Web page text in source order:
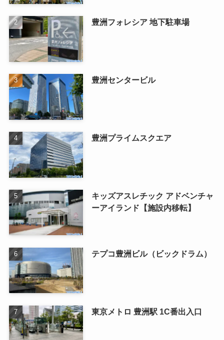
豊洲フォレシア 地下駐車場
豊洲センタービル
豊洲プライムスクエア
キッズアスレチック アドベンチャ
ーアイランド【施設内移転】
テプコ豊洲ビル（ビックドラム）
東京メトロ 豊洲駅 1C番出入口